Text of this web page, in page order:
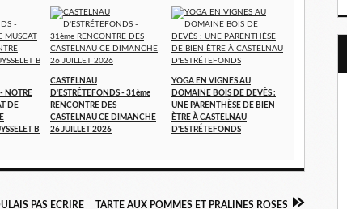
NOTRE
DE
B
CASTELNAU
D'ESTRÉTEFONDS - 31ème
RENCONTRE DES
CASTELNAU CE DIMANCHE
26 JUILLET 2026
YOGA EN VIGNES AU
DOMAINE BOIS DE DEVÈS :
UNE PARENTHÈSE DE BIEN
ÈTRE À CASTELNAU
D'ESTRÉTEFONDS
PAS ECRIRE TARTE AUX POMMES ET PRALINES ROSES